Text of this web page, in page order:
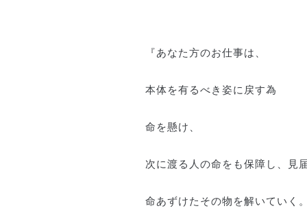
『あなた方のお仕事は、
本体を有るべき姿に戻す為
命を懸け、
次に渡る人の命をも保障し、見届
命あずけたその物を解いていく。